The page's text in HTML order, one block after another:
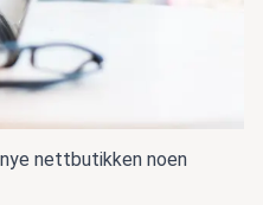
som ble lansert 3.
nettbutikken noen